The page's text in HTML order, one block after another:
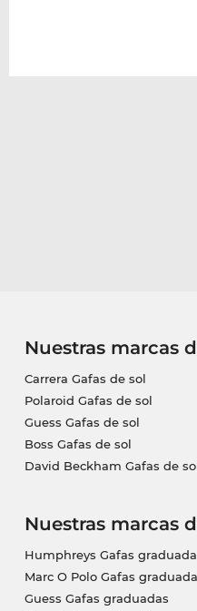
Nuestras marcas
Carrera Gafas de sol
Polaroid Gafas de sol
Guess Gafas de sol
Boss Gafas de sol
David Beckham Gafas de
Nuestras marcas
Humphreys Gafas
Marc O Polo Gafas
Guess Gafas graduadas